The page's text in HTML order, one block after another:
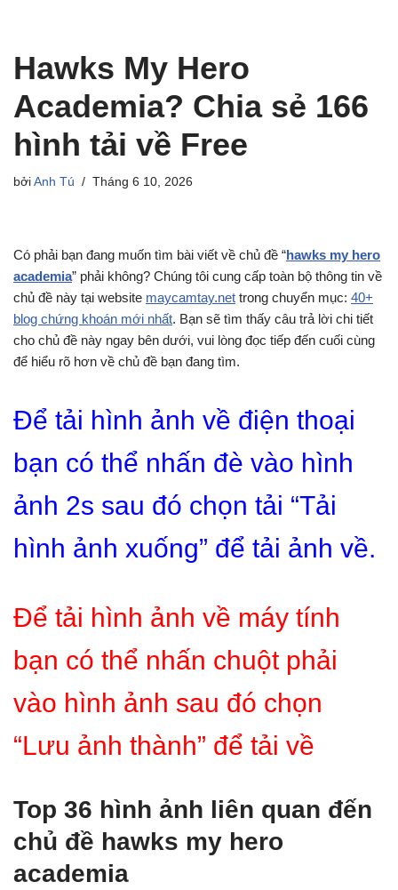
Hawks My Hero
Academia? Chia sẻ 166
hình tải về Free
bởi Anh Tú Tháng 6 10, 2026
Có phải bạn đang muốn tìm bài viết về chủ đề “hawks my hero
academia” phải không? Chúng tôi cung cấp toàn bộ thông tin về
chủ đề này tại website maycamtay.net trong chuyển mục: 40+
blog chứng khoán mới nhất. Bạn sẽ tìm thấy câu trả lời chi tiết
cho chủ đề này ngay bên dưới, vui lòng đọc tiếp đến cuối cùng
để hiểu rõ hơn về chủ đề bạn đang tìm.
Để tải hình ảnh về điện thoại
bạn có thể nhấn đè vào hình
ảnh 2s sau đó chọn tải “Tải
hình ảnh xuống” để tải ảnh về.
Để tải hình ảnh về máy tính
bạn có thể nhấn chuột phải
vào hình ảnh sau đó chọn
“Lưu ảnh thành” để tải về
Top 36 hình ảnh liên quan đến
chủ đề hawks my hero
academia